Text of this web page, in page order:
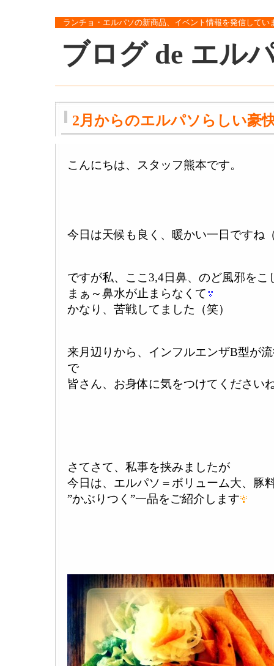
ランチョ・エルパソの新商品、イベント情報を発信してい
ブログ de エル
2月からのエルパソらしい豪
こんにちは、スタッフ熊本です。
今日は天候も良く、暖かい一日ですね
ですが私、ここ3,4日鼻、のど風邪をこ
まぁ～鼻水が止まらなくて
かなり、苦戦してました（笑）
来月辺りから、インフルエンザB型が
で
皆さん、お身体に気をつけてください
さてさて、私事を挟みましたが
今日は、エルパソ＝ボリューム大、豚
”かぶりつく”一品をご紹介します